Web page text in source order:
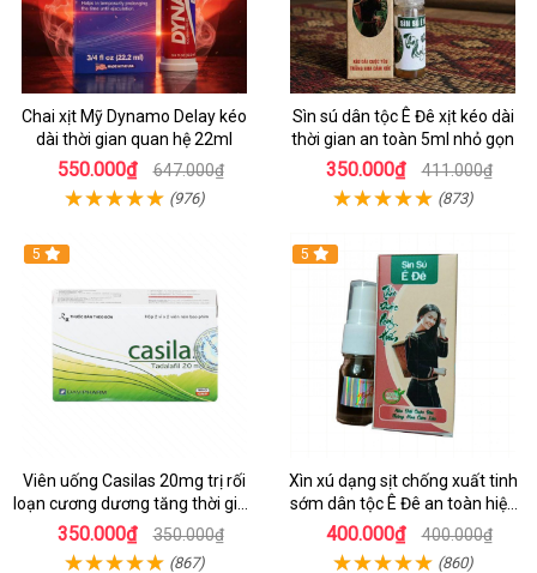
Chai xịt Mỹ Dynamo Delay kéo
dài thời gian quan hệ 22ml
550.000₫ 647.000₫
(976)
Sìn sú dân tộc Ê Đê xịt kéo dài
thời gian an toàn 5ml nhỏ gọn
350.000₫ 411.000₫
(873)
5
Viên uống Casilas 20mg trị rối
loạn cương dương tăng thời gian
quan hệ
350.000₫ 350.000₫
(867)
5
Xìn xú dạng sịt chống xuất tinh
sớm dân tộc Ê Đê an toàn hiệu
quả
400.000₫ 400.000₫
(860)